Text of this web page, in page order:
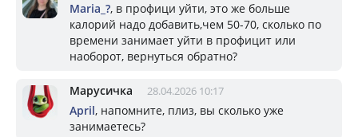
Mariа_?, в профици уйти, это же больше
калорий надо добавить,чем 50-70, сколько по
времени занимает уйти в профицит или
наоборот, вернуться обратно?
Марусичка 28.04.2026 10:17
April, напомните, плиз, вы сколько уже
занимаетесь?